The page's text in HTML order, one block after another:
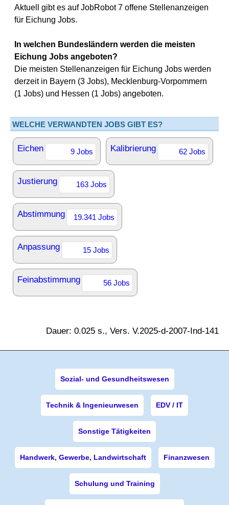
Aktuell gibt es auf JobRobot 7 offene Stellenanzeigen
für Eichung Jobs.
In welchen Bundesländern werden die meisten
Eichung Jobs angeboten?
Die meisten Stellenanzeigen für Eichung Jobs werden
derzeit in Bayern (3 Jobs), Mecklenburg-Vorpommern
(1 Jobs) und Hessen (1 Jobs) angeboten.
WELCHE VERWANDTEN JOBS GIBT ES?
Eichen 9 Jobs Kalibrierung 62 Jobs
Justierung 163 Jobs
Abstimmung 19.341 Jobs
Anpassung 15 Jobs
Feinabstimmung 56 Jobs
Dauer: 0.025 s., Vers. V.2025-d-2007-Ind-141
Sozial- und Gesundheitswesen
Technik & Ingenieurwesen EDV / IT
Sonstige Tätigkeiten
Handwerk, Gewerbe, Landwirtschaft Finanzwesen
Schulung und Training